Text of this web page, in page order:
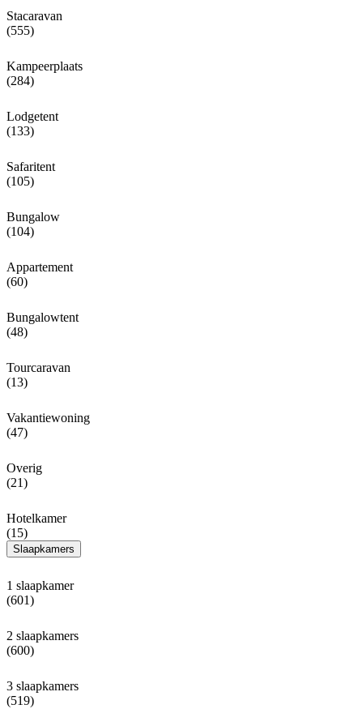
Stacaravan
(555)
Kampeerplaats
(284)
Lodgetent
(133)
Safaritent
(105)
Bungalow
(104)
Appartement
(60)
Bungalowtent
(48)
Tourcaravan
(13)
Vakantiewoning
(47)
Overig
(21)
Hotelkamer
(15)
Slaapkamers
1 slaapkamer
(601)
2 slaapkamers
(600)
3 slaapkamers
(519)